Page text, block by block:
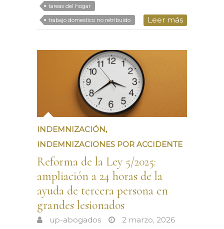
tareas del hogar
trabajo domestico no retribuido
Leer más
INDEMNIZACIÓN,
INDEMNIZACIONES POR ACCIDENTE
Reforma de la Ley 5/2025:
ampliación a 24 horas de la
ayuda de tercera persona en
grandes lesionados
up-abogados
2 marzo, 2026